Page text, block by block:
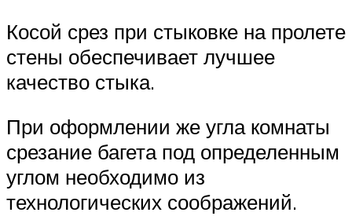
Косой срез при стыковке на пролете
стены обеспечивает лучшее
качество стыка.
При оформлении же угла комнаты
срезание багета под определенным
углом необходимо из
технологических соображений.